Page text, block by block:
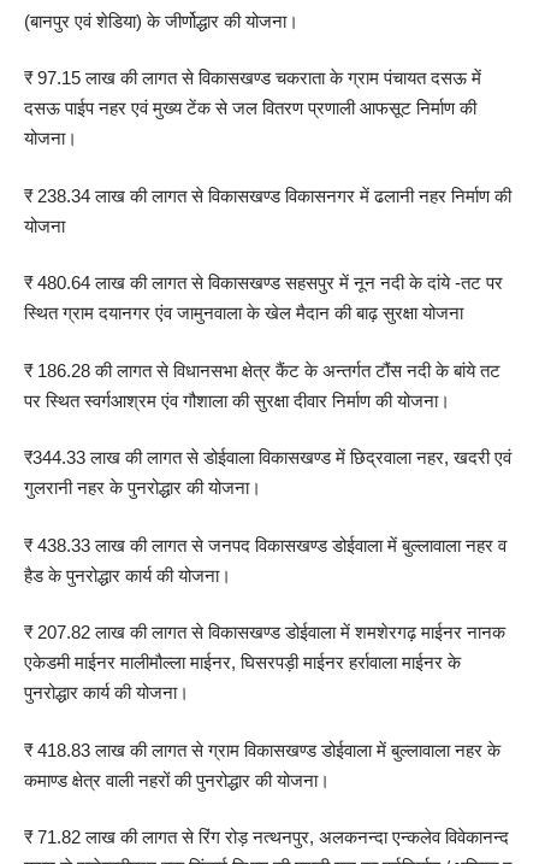
(बानपुर एवं शेडिया) के जीर्णोद्धार की योजना।
₹ 97.15 लाख की लागत से विकासखण्ड चकराता के ग्राम पंचायत दसऊ में
दसऊ पाईप नहर एवं मुख्य टेंक से जल वितरण प्रणाली आफसूट निर्माण की
योजना।
₹ 238.34 लाख की लागत से विकासखण्ड विकासनगर में ढलानी नहर निर्माण की
योजना
₹ 480.64 लाख की लागत से विकासखण्ड सहसपुर में नून नदी के दांये -तट पर
स्थित ग्राम दयानगर एंव जामुनवाला के खेल मैदान की बाढ़ सुरक्षा योजना
₹ 186.28 की लागत से विधानसभा क्षेत्र कैंट के अन्तर्गत टौंस नदी के बांये तट
पर स्थित स्वर्गआश्रम एंव गौशाला की सुरक्षा दीवार निर्माण की योजना।
₹344.33 लाख की लागत से डोईवाला विकासखण्ड में छिद्रवाला नहर, खदरी एवं
गुलरानी नहर के पुनरोद्धार की योजना।
₹ 438.33 लाख की लागत से जनपद विकासखण्ड डोईवाला में बुल्लावाला नहर व
हैड के पुनरोद्धार कार्य की योजना।
₹ 207.82 लाख की लागत से विकासखण्ड डोईवाला में शमशेरगढ़ माईनर नानक
एकेडमी माईनर मालीमौल्ला माईनर, घिसरपड़ी माईनर हर्रावाला माईनर के
पुनरोद्धार कार्य की योजना।
₹ 418.83 लाख की लागत से ग्राम विकासखण्ड डोईवाला में बुल्लावाला नहर के
कमाण्ड क्षेत्र वाली नहरों की पुनरोद्धार की योजना।
₹ 71.82 लाख की लागत से रिंग रोड़ नत्थनपुर, अलकनन्दा एन्कलेव विवेकानन्द